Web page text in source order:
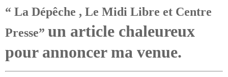
“ La Dépêche , Le Midi Libre et Centre
Presse” un article chaleureux
pour annoncer ma venue.